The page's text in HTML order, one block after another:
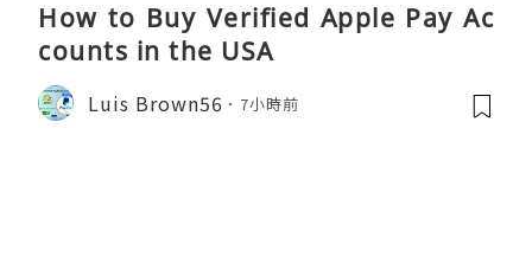
How to Buy Verified Apple Pay Ac
counts in the USA
Luis Brown56 7小時前